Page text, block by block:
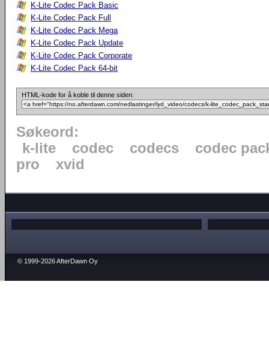
K-Lite Codec Pack Basic
K-Lite Codec Pack Full
K-Lite Codec Pack Mega
K-Lite Codec Pack Update
K-Lite Codec Pack Corporate
K-Lite Codec Pack 64-bit
HTML-kode for å koble til denne siden:
Søkeord:
k-lite
codec codecs
codec
pro
xvid
© 1999-2026 AfterDawn Oy